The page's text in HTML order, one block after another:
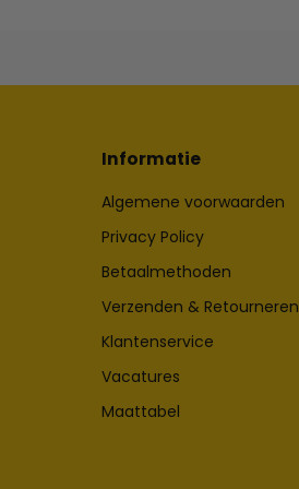
Informatie
Algemene voorwaarden
Privacy Policy
Betaalmethoden
Verzenden & Retourneren
Klantenservice
Vacatures
Maattabel